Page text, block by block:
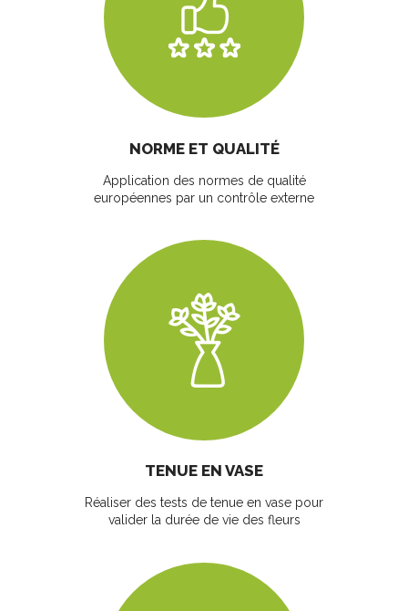
NORME ET QUALITÉ
Application des normes de qualité
européennes par un contrôle externe
TENUE EN VASE
Réaliser des tests de tenue en vase pour
valider la durée de vie des fleurs